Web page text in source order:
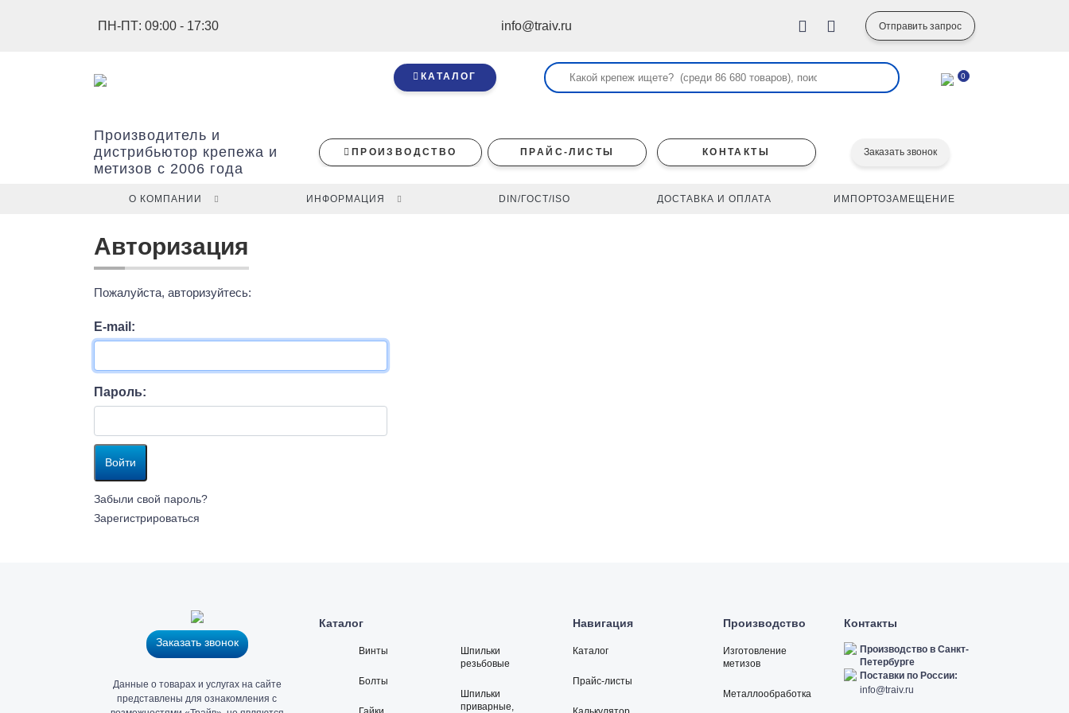
ПН-ПТ: 09:00 - 17:30 info@traiv.ru Отправить запрос
КАТАЛОГ 0
Производитель и
дистрибьютор крепежа и
метизов с 2006 года
ПРОИЗВОДСТВО ПРАЙС-ЛИСТЫ КОНТАКТЫ Заказать звонок
О КОМПАНИИ ИНФОРМАЦИЯ DIN/ГОСТ/ISO ДОСТАВКА И ОПЛАТА ИМПОРТОЗАМЕЩЕНИЕ
Наименование Артикул
Цена
Кол-
Упаковка
Итого
Авторизация
Пожалуйста, авторизуйтесь:
E-mail:
Пароль:
Забыли свой пароль?
Зарегистрироваться
Заказать звонок
Данные о товарах и услугах на сайте
представлены для ознакомления с
Каталог
Винты
Болты
Шпильки
резьбовые
Шпильки
приварные,
Навигация
Каталог
Прайс-листы
офис
и
Производство
Изготовление
метизов
Металлообработка
Контакты
Производство в Санкт-
Петербурге
Поставки по России:
info@traiv.ru